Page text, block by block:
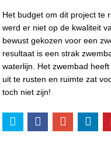
Het budget om dit project te
werd er niet op de kwaliteit
bewust gekozen voor een
resultaat is een strak
waterlijn. Het zwembad
uit te rusten en ruimte zat
toch niet zijn!